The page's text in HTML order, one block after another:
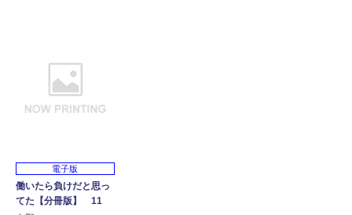
電子版
働いたら負けだと思っ
てた【分冊版】 11